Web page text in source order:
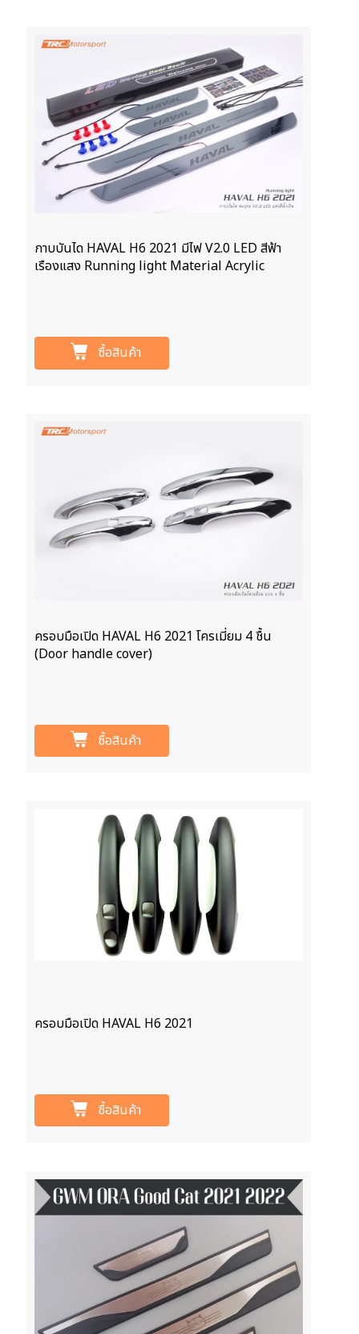
กาบบันได HAVAL H6 2021 มีไฟ V2.0 LED สีฟ้า
เรืองแสง Running light Material Acrylic
ซื้อสินค้า
ครอบมือเปิด HAVAL H6 2021 โครเมี่ยม 4 ชื้น
(Door handle cover)
ซื้อสินค้า
ครอบมือเปิด HAVAL H6 2021
ซื้อสินค้า